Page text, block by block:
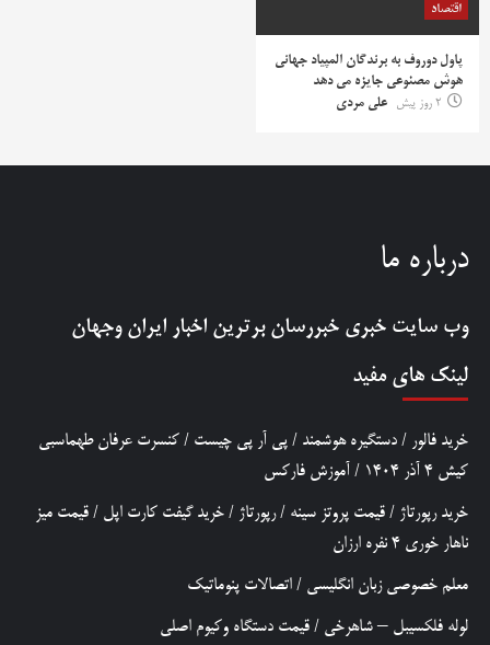
اقتصاد
پاول دوروف به برندگان المپیاد جهانی
هوش مصنوعی جایزه می دهد
2 روز پیش
علی مردی
درباره ما
وب سایت خبری خبررسان برترین اخبار ایران وجهان
لینک های مفید
خرید فالور / دستگیره هوشمند / پی آر پی چیست / کنسرت عرفان طهماسبی
کیش 4 آذر 1404
/ آموزش فارکس
خرید رپورتاژ / قیمت پروتز سینه /رپورتاژ / خرید گیفت کارت اپل / قیمت میز
ناهار خوری 4 نفره ارزان
معلم خصوصی زبان انگلیسی / اتصالات پنوماتیک
لوله فلکسیبل – شاهرخی / قیمت دستگاه وکیوم اصلی